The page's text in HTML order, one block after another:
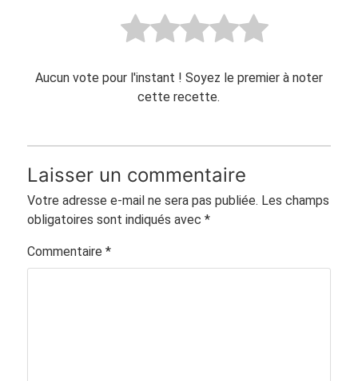
Aucun vote pour l'instant ! Soyez le premier à noter
cette recette.
Laisser un commentaire
Votre adresse e-mail ne sera pas publiée. Les champs
obligatoires sont indiqués avec *
Commentaire *